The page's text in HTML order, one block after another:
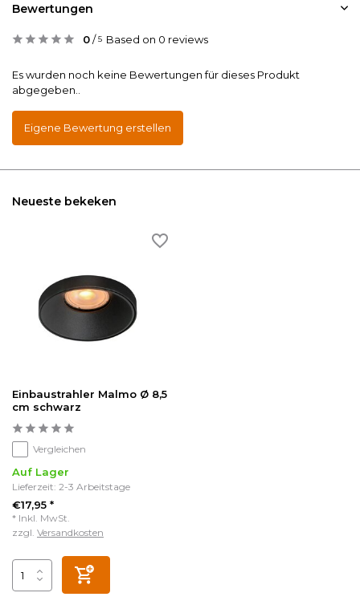
Bewertungen
0/5 Based on 0 reviews
Es wurden noch keine Bewertungen für dieses Produkt
abgegeben..
Eigene Bewertung erstellen
Neueste bekeken
Einbaustrahler Malmo Ø 8,5
cm schwarz
Vergleichen
Auf Lager
Lieferzeit: 2-3 Arbeitstage
€17,95 *
* Inkl. MwSt.
zzgl. Versandkosten